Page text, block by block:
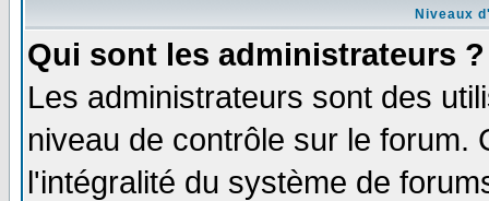
Niveaux
Qui sont les administrateurs ?
Les administrateurs sont des
niveau de contrôle sur le forum.
l'intégralité du système de